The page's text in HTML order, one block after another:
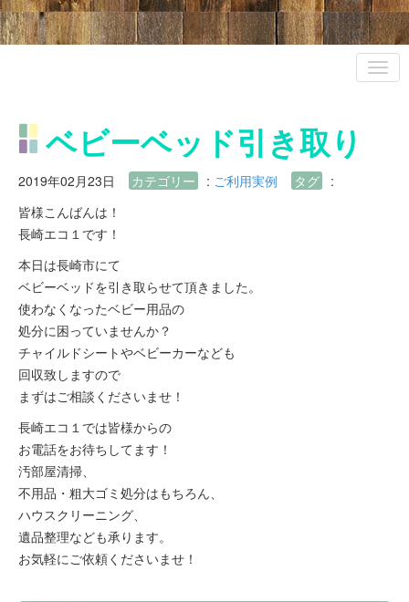
ベビーベッド引き取り
2019年02月23日 カテゴリー : ご利用実例 タグ
:
皆様こんばんは！
長崎エコ１です！
本日は長崎市にて
ベビーベッドを引き取らせて頂きました。
使わなくなったベビー用品の
処分に困っていませんか？
チャイルドシートやベビーカーなども
回収致しますので
まずはご相談くださいませ！
長崎エコ１では皆様からの
お電話をお待ちしてます！
汚部屋清掃、
不用品・粗大ゴミ処分はもちろん、
ハウスクリーニング、
遺品整理なども承ります。
お気軽にご依頼くださいませ！